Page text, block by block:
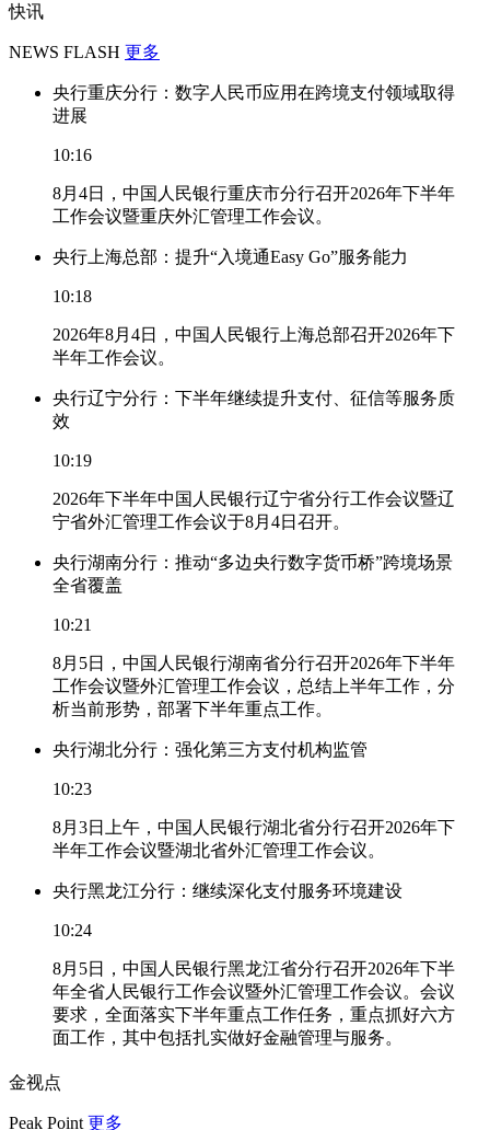
快讯
NEWS FLASH 更多
央行重庆分行：数字人民币应用在跨境支付领域取得
进展
10:16
8月4日，中国人民银行重庆市分行召开2026年下半年
工作会议暨重庆外汇管理工作会议。
央行上海总部：提升“入境通Easy Go”服务能力
10:18
2026年8月4日，中国人民银行上海总部召开2026年下
半年工作会议。
央行辽宁分行：下半年继续提升支付、征信等服务质
效
10:19
2026年下半年中国人民银行辽宁省分行工作会议暨辽
宁省外汇管理工作会议于8月4日召开。
央行湖南分行：推动“多边央行数字货币桥”跨境场景
全省覆盖
10:21
8月5日，中国人民银行湖南省分行召开2026年下半年
工作会议暨外汇管理工作会议，总结上半年工作，分
析当前形势，部署下半年重点工作。
央行湖北分行：强化第三方支付机构监管
10:23
8月3日上午，中国人民银行湖北省分行召开2026年下
半年工作会议暨湖北省外汇管理工作会议。
央行黑龙江分行：继续深化支付服务环境建设
10:24
8月5日，中国人民银行黑龙江省分行召开2026年下半
年全省人民银行工作会议暨外汇管理工作会议。会议
要求，全面落实下半年重点工作任务，重点抓好六方
面工作，其中包括扎实做好金融管理与服务。
金视点
Peak Point 更多